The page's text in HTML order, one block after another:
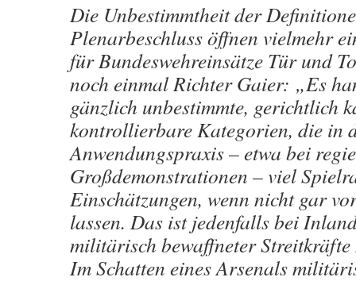
Die Unbestimmtheit der
Plenarbeschluss öffnen vielmehr
für Bundeswehreinsätze Tür und
noch einmal Richter Gaier: „Es
gänzlich unbestimmte, gerichtlich
kontrollierbare Kategorien, die in
Anwendungspraxis – etwa bei
Großdemonstrationen – viel
Einschätzungen, wenn nicht gar
lassen. Das ist jedenfalls bei
militärisch bewaffneter
Im Schatten eines Arsenals